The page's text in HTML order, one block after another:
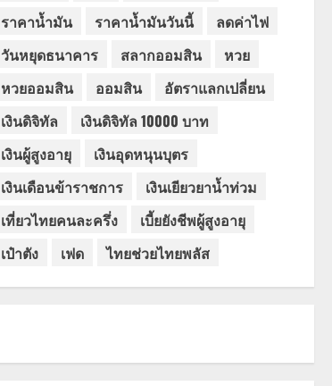
ราคาน้ำมัน
ราคาน้ำมันวันนี้
ลดค่าไฟ
วันหยุดธนาคาร
สลากออมสิน
หวย
หวยออมสิน
ออมสิน
อัตราแลกเปลี่ยน
เงินดิจิทัล
เงินดิจิทัล 10000 บาท
เงินผู้สูงอายุ
เงินอุดหนุนบุตร
เงินเดือนข้าราชการ
เงินเยียวยาน้ำท่วม
เที่ยวไทยคนละครึ่ง
เบี้ยยังชีพผู้สูงอายุ
เป๋าตัง
เฟด ไทยช่วยไทยพลัส